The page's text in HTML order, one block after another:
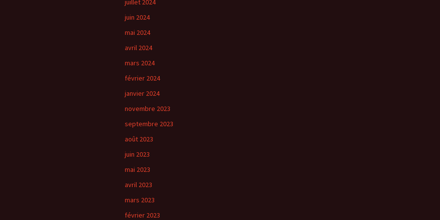
juillet 2024
juin 2024
mai 2024
avril 2024
mars 2024
février 2024
janvier 2024
novembre 2023
septembre 2023
août 2023
juin 2023
mai 2023
avril 2023
mars 2023
février 2023